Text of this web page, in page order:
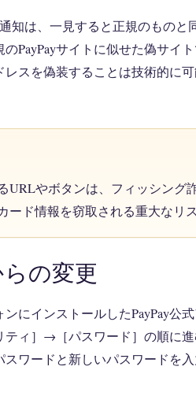
知は、一見すると正規のものと
PayPayサイトに似せた偽サイト
スを偽装することは技術的に可
やボタンは、フィッシング
ド情報を窃取される重大なリス
の変更
にインストールしたPayPay公
ィ］→［パスワード］の順に進
ワードと新しいパスワードを入